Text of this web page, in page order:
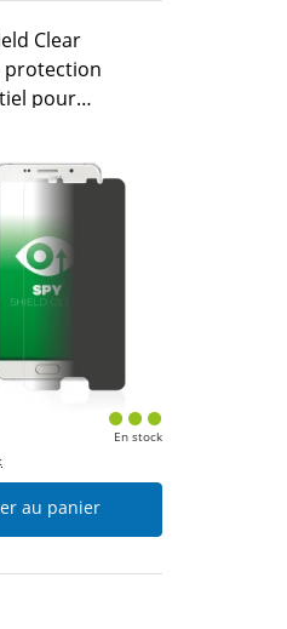
Clear
protection
pour
2016
En stock
au panier